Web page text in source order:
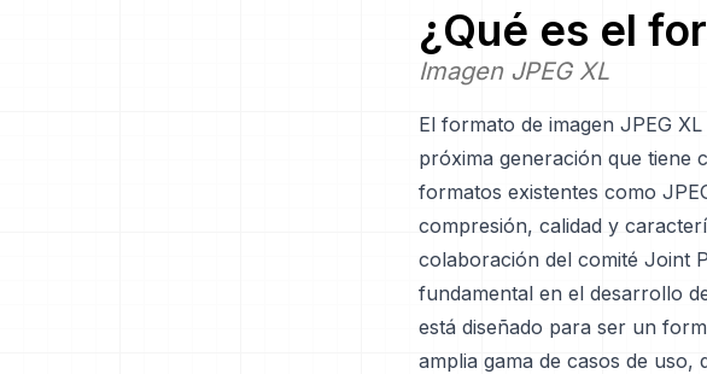
¿Qué es el
Imagen JPEG XL
El formato de imagen JPEG
próxima generación que tiene
formatos existentes como
compresión, calidad y
colaboración del comité Joint
fundamental en el desarrollo
está diseñado para ser un
amplia gama de casos de